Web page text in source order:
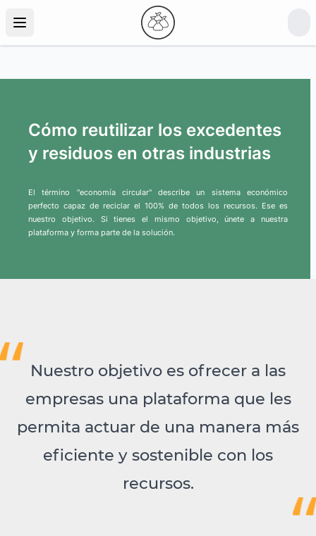
Cómo reutilizar los excedentes
y residuos en otras industrias
El término "economía circular" describe un sistema económico
perfecto capaz de reciclar el 100% de todos los recursos. Ese es
nuestro objetivo. Si tienes el mismo objetivo, únete a nuestra
plataforma y forma parte de la solución.
Nuestro objetivo es ofrecer a las
empresas una plataforma que les
permita actuar de una manera más
eficiente y sostenible con los
recursos.